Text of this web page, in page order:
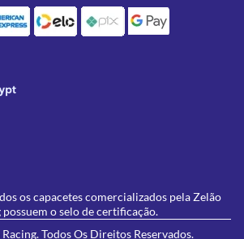
e promoções
os capacetes comercializados pela Zelão
possuem o selo de certificação.
Todos Os Direitos Reservados.